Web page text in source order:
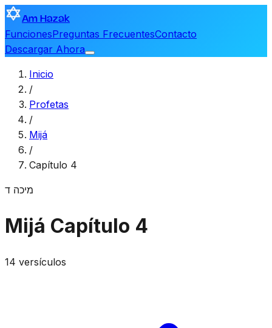
Am Hazak
FuncionesPreguntas FrecuentesContacto
Descargar Ahora
Inicio
/
Profetas
/
Mijá
/
Capítulo 4
מיכה ד
Mijá Capítulo 4
14 versículos